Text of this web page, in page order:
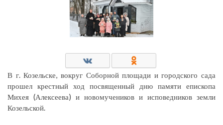
В г. Козельске, вокруг Соборной площади и городского сада
прошел крестный ход посвященный дню памяти епископа
Михея (Алексеева) и новомучеников и исповедников земли
Козельской.